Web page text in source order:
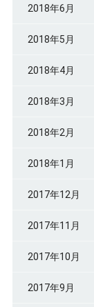
2018年6月
2018年5月
2018年4月
2018年3月
2018年2月
2018年1月
2017年12月
2017年11月
2017年10月
2017年9月